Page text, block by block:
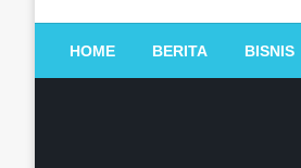
HOME BERITA BISNIS